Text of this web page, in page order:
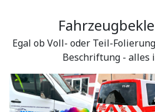
Egal ob Voll- oder Teil-
Beschriftung - alles